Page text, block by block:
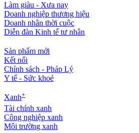
Làm giàu - Xưa nay
Doanh nghiệp thương hiệu
Doanh nhân thời cuộc
Diễn đàn Kinh tế tư nhân
Sản phẩm mới
Kết nối
Chính sách - Pháp Lý
Y tế - Sức khoẻ
Xanh+
Tài chính xanh
Công nghiệp xanh
Môi trường xanh